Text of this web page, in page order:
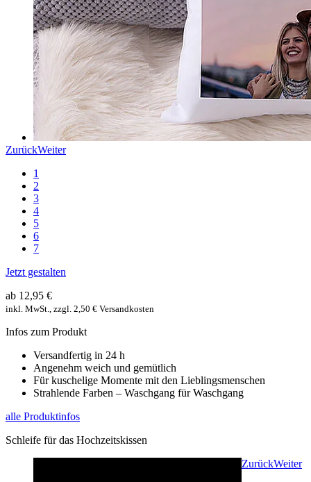
ZurückWeiter
1
2
3
4
5
6
7
Jetzt gestalten
ab 12,95 €
inkl. MwSt., zzgl. 2,50 € Versandkosten
Infos zum Produkt
Versandfertig in 24 h
Angenehm weich und gemütlich
Für kuschelige Momente mit den Lieblingsmenschen
Strahlende Farben – Waschgang für Waschgang
alle Produktinfos
Schleife für das Hochzeitskissen
ZurückWeiter